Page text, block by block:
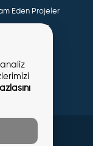
Eden Projeler
Projeler
Projeler